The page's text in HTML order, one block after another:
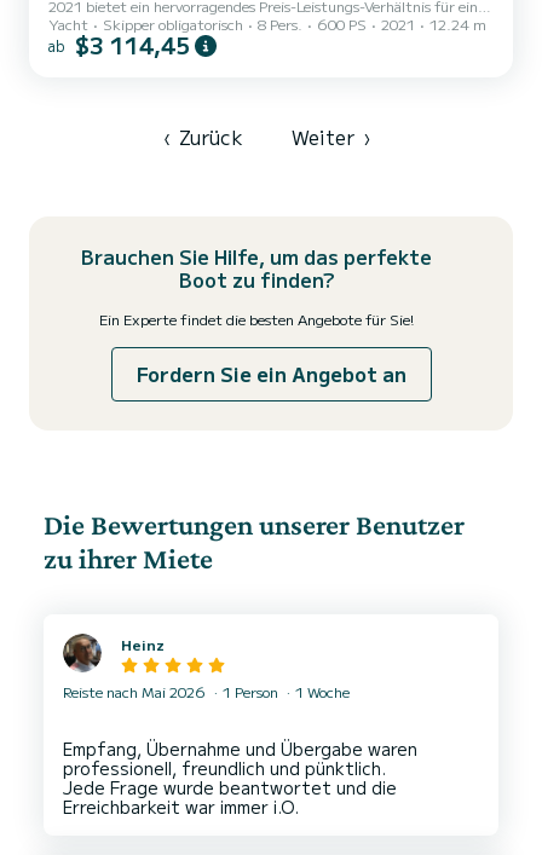
2021 bietet ein hervorragendes Preis-Leistungs-Verhältnis für eine
Kreuzfahrt von einigen Tagen oder sogar einigen Wochen. Das
Motorboot ist 12 Meter lang und hat 600 PS. Die 2 Kabinen bieten
Badeplattform. Buchungsanfragen und Angebote werden dir...
Yacht Skipper obligatorisch 8 Pers. 600 PS 2021 12.24 m
ab $3 114,45
‹ Zurück Weiter ›
Brauchen Sie Hilfe, um das perfekte
Boot zu finden?
Ein Experte findet die besten Angebote für Sie!
Fordern Sie ein Angebot an
Die Bewertungen unserer Benutzer
zu ihrer Miete
Heinz
Reiste nach Mai 2026 1 Person 1 Woche
Empfang, Übernahme und Übergabe waren
professionell, freundlich und pünktlich.
Jede Frage wurde beantwortet und die